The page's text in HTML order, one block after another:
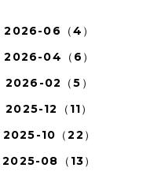
2026-06（4）
2026-04（6）
2026-02（5）
2025-12（11）
2025-10（22）
2025-08（13）